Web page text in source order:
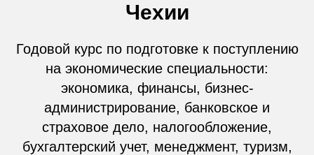
Чехии
Годовой курс по подготовке к поступлению
на экономические специальности:
экономика, финансы, бизнес-
администрирование, банковское и
страховое дело, налогообложение,
бухгалтерский учет, менеджмент, туризм,